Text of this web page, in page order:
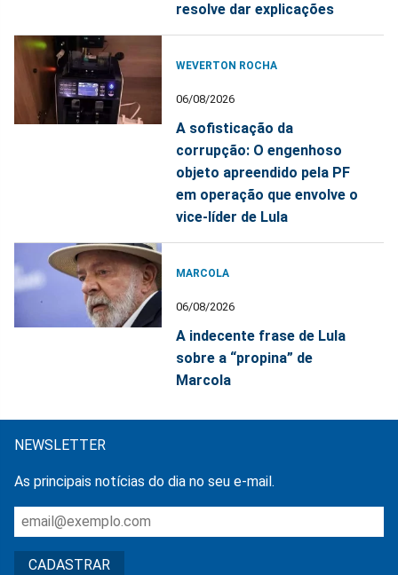
resolve dar explicações
WEVERTON ROCHA
06/08/2026
A sofisticação da
corrupção: O engenhoso
objeto apreendido pela PF
em operação que envolve o
vice-líder de Lula
MARCOLA
06/08/2026
A indecente frase de Lula
sobre a “propina” de
Marcola
NEWSLETTER
As principais notícias do dia no seu e-mail.